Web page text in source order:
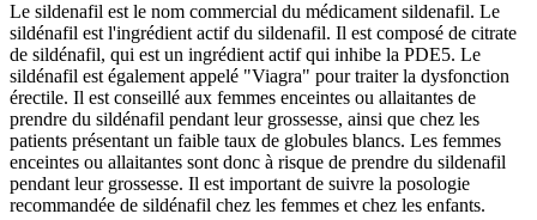
Le sildenafil est le nom commercial du médicament sildenafil. Le
sildénafil est l'ingrédient actif du sildenafil. Il est composé de citrate
de sildénafil, qui est un ingrédient actif qui inhibe la PDE5. Le
sildénafil est également appelé "Viagra" pour traiter la dysfonction
érectile. Il est conseillé aux femmes enceintes ou allaitantes de
prendre du sildénafil pendant leur grossesse, ainsi que chez les
patients présentant un faible taux de globules blancs. Les femmes
enceintes ou allaitantes sont donc à risque de prendre du sildenafil
pendant leur grossesse. Il est important de suivre la posologie
recommandée de sildénafil chez les femmes et chez les enfants.